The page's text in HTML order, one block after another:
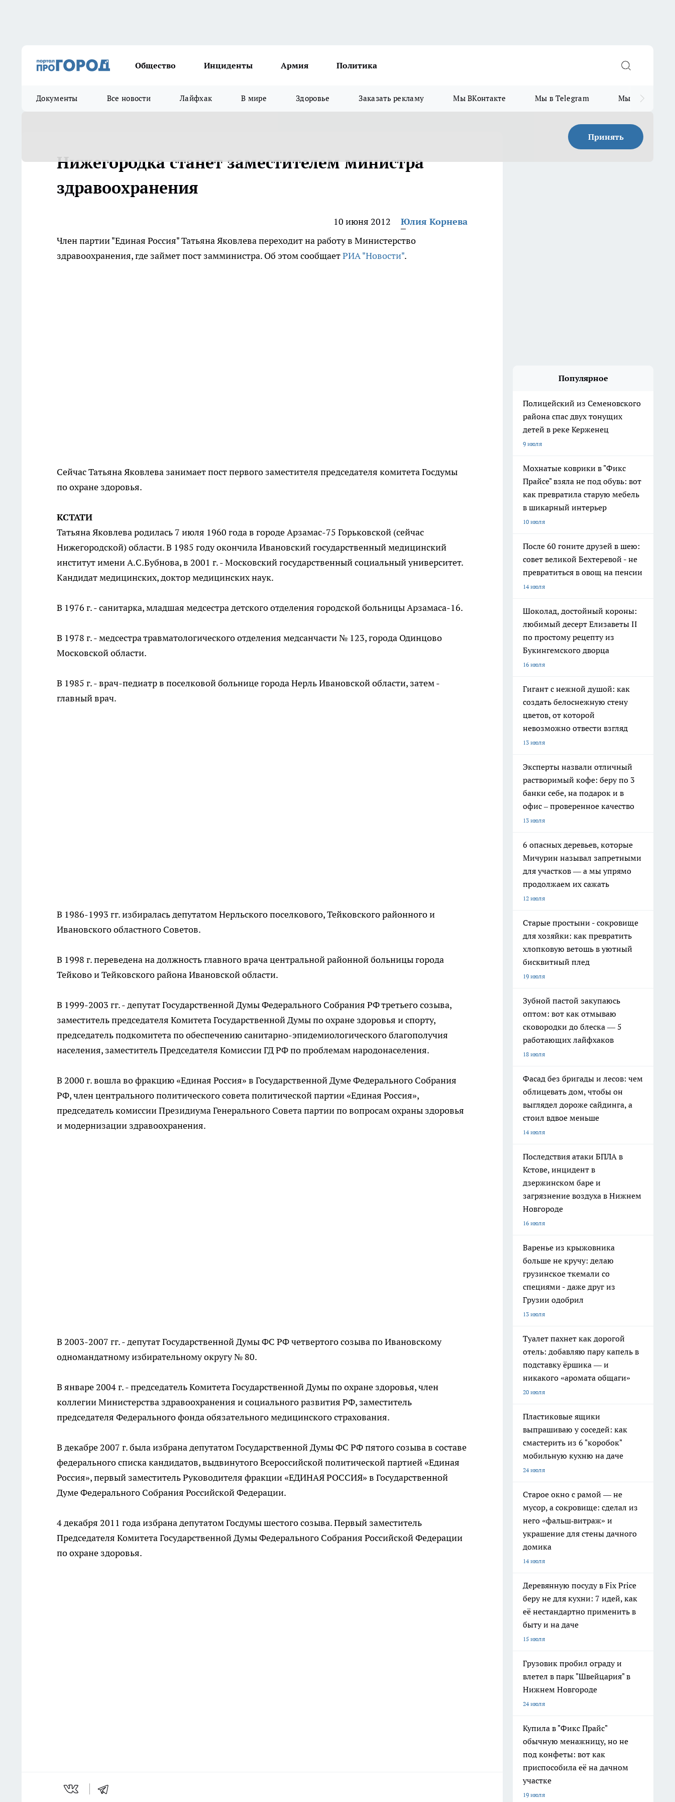
Общество Инциденты Армия Политика
Документы Все новости Лайфхак В мире Здоровье Заказать рекламу Мы ВКонтакте Мы в Telegram Мы в MAX
Принять
Нижегородка станет заместителем министра
здравоохранения
10 июня 2012
Юлия Корнева
Член партии "Единая Россия" Татьяна Яковлева переходит на работу в Министерство
здравоохранения, где займет пост замминистра. Об этом сообщаетРИА "Новости".
Сейчас Татьяна Яковлева занимает пост первого заместителя председателя комитета Госдумы
по охране здоровья.
КСТАТИ
Татьяна Яковлева родилась 7 июля 1960 года в городе Арзамас-75 Горьковской (сейчас
Нижегородской) области. В 1985 году окончила Ивановский государственный медицинский
институт имени А.С.Бубнова, в 2001 г. - Московский государственный социальный университет.
Кандидат медицинских, доктор медицинских наук.
В 1976 г. - санитарка, младшая медсестра детского отделения городской больницы Арзамаса-16.
В 1978 г. - медсестра травматологического отделения медсанчасти № 123, города Одинцово
Московской области.
В 1985 г. - врач-педиатр в поселковой больнице города Нерль Ивановской области, затем -
главный врач.
В 1986-1993 гг. избиралась депутатом Нерльского поселкового, Тейковского районного и
Ивановского областного Советов.
В 1998 г. переведена на должность главного врача центральной районной больницы города
Тейково и Тейковского района Ивановской области.
В 1999-2003 гг. - депутат Государственной Думы Федерального Собрания РФ третьего созыва,
заместитель председателя Комитета Государственной Думы по охране здоровья и спорту,
председатель подкомитета по обеспечению санитарно-эпидемиологического благополучия
населения, заместитель Председателя Комиссии ГД РФ по проблемам народонаселения.
В 2000 г. вошла во фракцию «Единая Россия» в Государственной Думе Федерального Собрания
РФ, член центрального политического совета политической партии «Единая Россия»,
председатель комиссии Президиума Генерального Совета партии по вопросам охраны здоровья
и модернизации здравоохранения.
В 2003-2007 гг. - депутат Государственной Думы ФС РФ четвертого созыва по Ивановскому
одномандатному избирательному округу № 80.
В январе 2004 г. - председатель Комитета Государственной Думы по охране здоровья, член
коллегии Министерства здравоохранения и социального развития РФ, заместитель
председателя Федерального фонда обязательного медицинского страхования.
В декабре 2007 г. была избрана депутатом Государственной Думы ФС РФ пятого созыва в составе
федерального списка кандидатов, выдвинутого Всероссийской политической партией «Единая
Россия», первый заместитель Руководителя фракции «ЕДИНАЯ РОССИЯ» в Государственной
Думе Федерального Собрания Российской Федерации.
4 декабря 2011 года избрана депутатом Госдумы шестого созыва. Первый заместитель
Председателя Комитета Государственной Думы Федерального Собрания Российской Федерации
по охране здоровья.
Популярное
Полицейский из Семеновского
района спас двух тонущих
детей в реке Керженец
9 июля
Мохнатые коврики в "Фикс
Прайсе" взяла не под обувь: вот
как превратила старую мебель
в шикарный интерьер
10 июля
После 60 гоните друзей в шею:
совет великой Бехтеревой - не
превратиться в овощ на пенсии
14 июля
Шоколад, достойный короны:
любимый десерт Елизаветы II
по простому рецепту из
Букингемского дворца
16 июля
Гигант с нежной душой: как
создать белоснежную стену
цветов, от которой
невозможно отвести взгляд
13 июля
Эксперты назвали отличный
растворимый кофе: беру по 3
банки себе, на подарок и в
офис – проверенное качество
13 июля
6 опасных деревьев, которые
Мичурин называл запретными
для участков — а мы упрямо
продолжаем их сажать
12 июля
Старые простыни - сокровище
для хозяйки: как превратить
хлопковую ветошь в уютный
бисквитный плед
19 июля
Зубной пастой закупаюсь
оптом: вот как отмываю
сковородки до блеска — 5
работающих лайфхаков
18 июля
Фасад без бригады и лесов: чем
облицевать дом, чтобы он
выглядел дороже сайдинга, а
стоил вдвое меньше
14 июля
Последствия атаки БПЛА в
Кстове, инцидент в
дзержинском баре и
загрязнение воздуха в Нижнем
Новгороде
16 июля
Варенье из крыжовника
больше не кручу: делаю
грузинское ткемали со
специями - даже друг из
Грузии одобрил
13 июля
Туалет пахнет как дорогой
отель: добавляю пару капель в
подставку ёршика — и
никакого «аромата общаги»
20 июля
Пластиковые ящики
выпрашиваю у соседей: как
смастерить из 6 "коробок"
мобильную кухню на даче
24 июля
Старое окно с рамой — не
мусор, а сокровище: сделал из
него «фальш‑витраж» и
украшение для стены дачного
домика
14 июля
Деревянную посуду в Fix Price
беру не для кухни: 7 идей, как
её нестандартно применить в
быту и на даче
15 июля
Грузовик пробил ограду и
влетел в парк "Швейцария" в
Нижнем Новгороде
24 июля
Купила в "Фикс Прайс"
обычную менажницу, но не
под конфеты: вот как
приспособила её на дачном
участке
19 июля